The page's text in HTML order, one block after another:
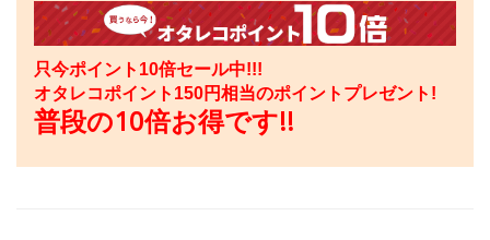
只今ポイント10倍セール中!!!
オタレコポイント 150円相当のポイントプレゼント!
普段の10倍お得です!!